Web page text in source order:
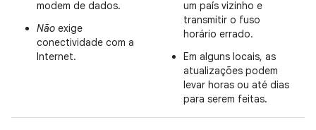
modem de dados.
Não exige
conectividade com a
Internet.
um país vizinho e
transmitir o fuso
horário errado.
Em alguns locais, as
atualizações podem
levar horas ou até dias
para serem feitas.